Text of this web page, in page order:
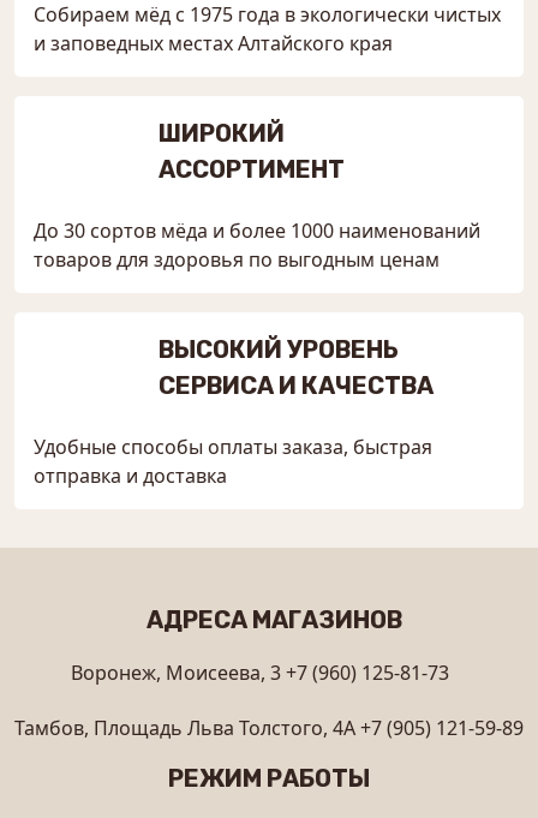
Собираем мёд с 1975 года в экологически чистых
и заповедных местах Алтайского края
ШИРОКИЙ
АССОРТИМЕНТ
До 30 сортов мёда и более 1000 наименований
товаров для здоровья по выгодным ценам
ВЫСОКИЙ УРОВЕНЬ
СЕРВИСА И КАЧЕСТВА
Удобные способы оплаты заказа, быстрая
отправка и доставка
АДРЕСА МАГАЗИНОВ
Воронеж, Моисеева, 3+7 (960) 125-81-73
Тамбов, Площадь Льва Толстого, 4А+7 (905) 121-59-89
РЕЖИМ РАБОТЫ